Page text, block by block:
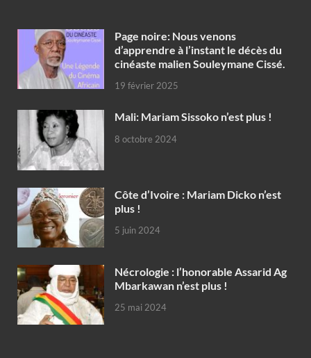
Page noire: Nous venons
d’apprendre à l’instant le décès du
cinéaste malien Souleymane Cissé.
19 février 2025
Mali: Mariam Sissoko n’est plus !
8 octobre 2024
Côte d’Ivoire : Mariam Dicko n’est
plus !
5 juin 2024
Nécrologie : l’honorable Assarid Ag
Mbarkawan n’est plus !
25 mai 2024